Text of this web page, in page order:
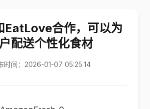
EatLove合作，可以为
配送个性化食材
时间：2026-01-07 05:25:14